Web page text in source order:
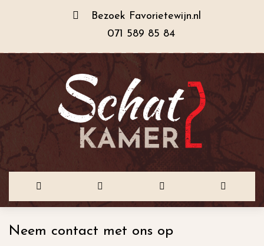
Bezoek Favorietewijn.nl
071 589 85 84
naar
Neem contact met ons op